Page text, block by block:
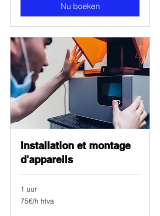
Nu boeken
Installation et montage
d'appareils
1 uur
75€/h
htva
75€/h htva